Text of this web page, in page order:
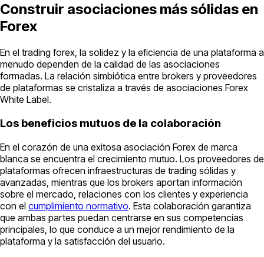
Construir asociaciones más sólidas en
Forex
En el trading forex, la solidez y la eficiencia de una plataforma a
menudo dependen de la calidad de las asociaciones
formadas. La relación simbiótica entre brokers y proveedores
de plataformas se cristaliza a través de asociaciones Forex
White Label.
Los beneficios mutuos de la colaboración
En el corazón de una exitosa asociación Forex de marca
blanca se encuentra el crecimiento mutuo. Los proveedores de
plataformas ofrecen infraestructuras de trading sólidas y
avanzadas, mientras que los brokers aportan información
sobre el mercado, relaciones con los clientes y experiencia
con el cumplimiento normativo. Esta colaboración garantiza
que ambas partes puedan centrarse en sus competencias
principales, lo que conduce a un mejor rendimiento de la
plataforma y la satisfacción del usuario.